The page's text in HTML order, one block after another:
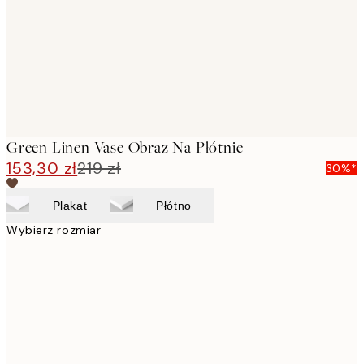
Green Linen Vase Obraz Na Płótnie
153,30 zł219 zł 30%*
Plakat Płótno
Wybierz rozmiar